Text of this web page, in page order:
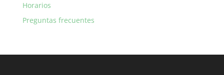
Horarios
Preguntas frecuentes